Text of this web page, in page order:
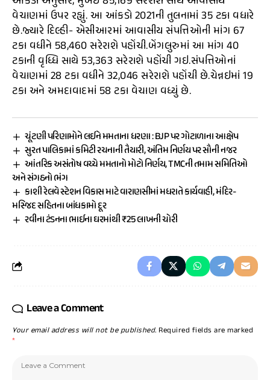
વેચાણમાં ઉપર રહ્યું. આ આંકડો 2021ની તુલનામાં 35 ટકા વધારે
છે.જ્યારે દિલ્હી- એસીઆરમાં આવાસીય સંપત્તિઓની માંગ 67
ટકા વધીને 58,460 સરેરાશે પહોંચી.બેંગલુરુમાં આ માંગ 40
ટકાની વૃધ્ધિ સાથે 53,363 સરેરાશે પહોંચી ગઇ.સંપત્તિઓનાં
વેચાણમાં 28 ટકા વધીને 32,046 સરેરાશે પહોંચી છે.ચેન્નઇમાં 19
ટકા અને અમદાવાદમાં 58 ટકા વેચાણ વધ્યું છે.
ચૂંટણી પરિણામોને લઈને મમતાના ધરણા : BJP પર ગોટાળાના આક્ષેપ
સુરત પાલિકામાં કમિટી રચનાની તૈયારી, અંતિમ નિર્ણય પર સૌની નજર
આંતરિક અસંતોષ વચ્ચે મમતાનો મોટો નિર્ણય, TMCની તમામ સમિતિઓ
અને સંગઠનો ભંગ
કાશી રેલવે સ્ટેશન વિકાસ માટે વારાણસીમાં મધરાતે કાર્યવાહી, મંદિર-
મસ્જિદ સહિતના બાંધકામો દૂર
રવીના ટંડનના ભાઈના ઘરમાંથી ₹25 લાખની ચોરી
Leave a Comment
Your email address will not be published. Required fields are marked
*